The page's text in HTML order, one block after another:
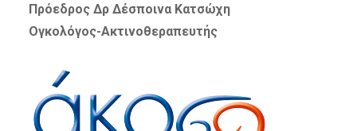
Πρόεδρος Δρ Δέσποινα Κατσώχη
Ογκολόγος-Ακτινοθεραπευτής